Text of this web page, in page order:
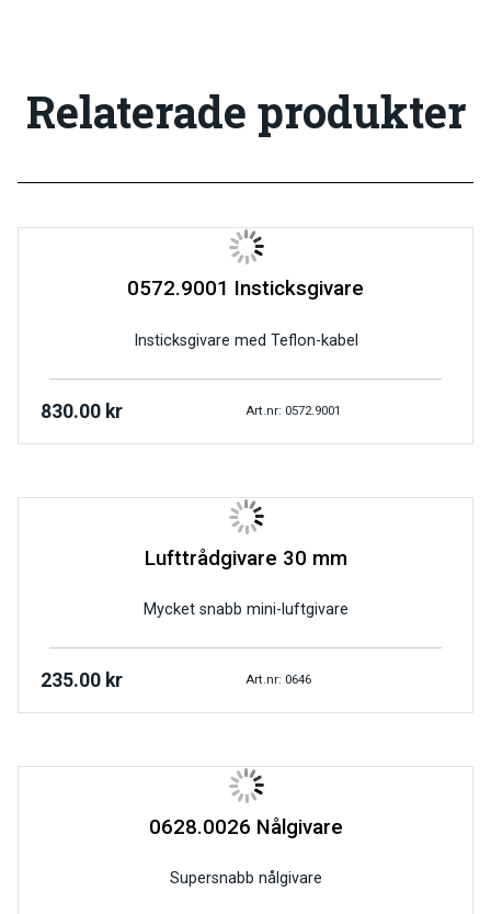
Relaterade produkter
0572.9001 Insticksgivare
Insticksgivare med Teflon-kabel
830.00 kr Art.nr: 0572.9001
Lufttrådgivare 30 mm
Mycket snabb mini-luftgivare
235.00 kr Art.nr: 0646
0628.0026 Nålgivare
Supersnabb nålgivare